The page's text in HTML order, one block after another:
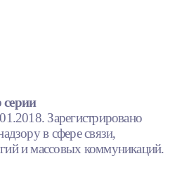
Зарегистрировано
в сфере связи,
и массовых коммуникаций.